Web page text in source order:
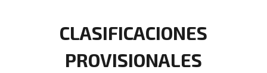
CLASIFICACIONES
PROVISIONALES